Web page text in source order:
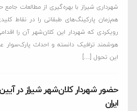
شهرداری شیراز با بهره‌گیری از مطالعات
هم‌زمان پارکینگ‌های طبقاتی را در نقاط
رویکردی که شهردار این کلان‌شهر آن را
هوشمند ترافیک دانسته و احداث پارک‌سوار
این تحول […]
حضور شهردار کلان‌شهر شیراز در
ایران